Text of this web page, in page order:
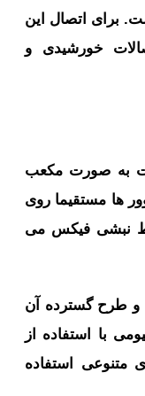
برای اتصال این
خورشیدی و
به صورت مکعب
ها مستقیما روی
نبشی فیکس می
و طرح گسترده آن
با استفاده از
متنوعی استفاده